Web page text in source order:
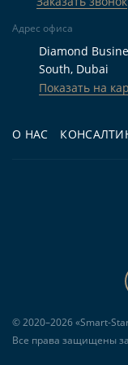
объекта
актуальные
Недвижимость
Кому
Для
готовое
оценить
арендной
Для
О НАС
Адрес офиса
Diamond
South, Dubai
Показать на
© 2020–2026 «Smart-
Все права защищены